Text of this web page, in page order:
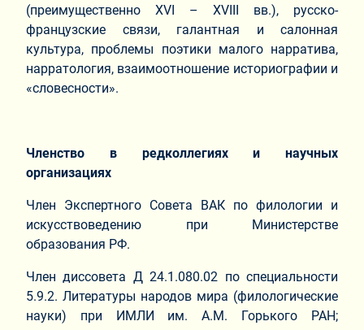
(преимущественно XVI – XVIII вв.), русско-
французские связи, галантная и салонная
культура, проблемы поэтики малого нарратива,
нарратология, взаимоотношение историографии и
«словесности».
Членство в редколлегиях и научных
организациях
Член Экспертного Совета ВАК по филологии и
искусствоведению при Министерстве
образования РФ.
Член диссовета Д 24.1.080.02 по специальности
5.9.2. Литературы народов мира (филологические
науки) при ИМЛИ им. А.М. Горького РАН;